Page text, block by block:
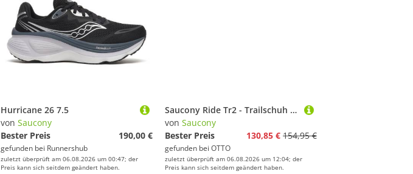
Hurricane 26 7.5
von Saucony
Bester Preis
190,00 €
gefunden bei Runnershub
zuletzt überprüft am 06.08.2026 um 00:47; der
Preis kann sich seitdem geändert haben.
Saucony Ride Tr2 - Trailschuh Trailrunningschuh
von Saucony
Bester Preis
130,85 € 154,95 €
gefunden bei OTTO
zuletzt überprüft am 06.08.2026 um 12:04; der
Preis kann sich seitdem geändert haben.